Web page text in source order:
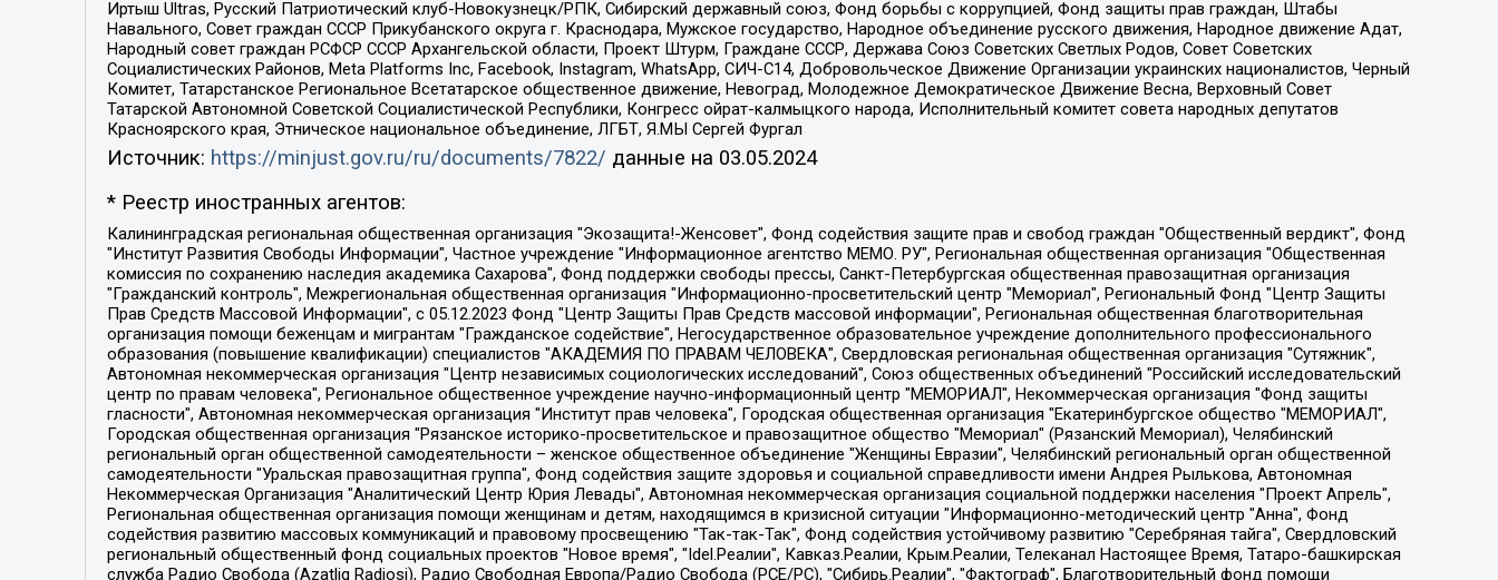
Иртыш Ultras, Русский Патриотический клуб-Новокузнецк/РПК, Сибирский державный союз, Фонд борьбы с коррупцией, Фонд защиты прав граждан, Штабы
Навального, Совет граждан СССР Прикубанского округа г. Краснодара, Мужское государство, Народное объединение русского движения, Народное движение Адат,
Народный совет граждан РСФСР СССР Архангельской области, Проект Штурм, Граждане СССР, Держава Союз Советских Светлых Родов, Совет Советских
Социалистических Районов, Meta Platforms Inc, Facebook, Instagram, WhatsApp, СИЧ-С14, Добровольческое Движение Организации украинских националистов, Черный
Комитет, Татарстанское Региональное Всетатарское общественное движение, Невоград, Молодежное Демократическое Движение Весна, Верховный Совет
Татарской Автономной Советской Социалистической Республики, Конгресс ойрат-калмыцкого народа, Исполнительный комитет совета народных депутатов
Красноярского края, Этническое национальное объединение, ЛГБТ, Я.МЫ Сергей Фургал
Источник: https://minjust.gov.ru/ru/documents/7822/ данные на 03.05.2024
* Реестр иностранных агентов:
Калининградская региональная общественная организация "Экозащита!-Женсовет", Фонд содействия защите прав и свобод граждан "Общественный вердикт", Фонд "Институт Развития Свободы Информации", Частное учреждение "Информационное агентство МЕМО. РУ", Региональная общественная организация "Общественная комиссия по сохранению наследия академика Сахарова", Фонд поддержки свободы прессы, Санкт-Петербургская общественная правозащитная организация "Гражданский контроль", Межрегиональная общественная организация "Информационно-просветительский центр "Мемориал", Региональный Фонд "Центр Защиты Прав Средств Массовой Информации", с 05.12.2023 Фонд "Центр Защиты Прав Средств массовой информации", Региональная общественная благотворительная организация помощи беженцам и мигрантам "Гражданское содействие", Негосударственное образовательное учреждение дополнительного профессионального образования (повышение квалификации) специалистов "АКАДЕМИЯ ПО ПРАВАМ ЧЕЛОВЕКА", Свердловская региональная общественная организация "Сутяжник", Автономная некоммерческая организация "Центр независимых социологических исследований", Союз общественных объединений "Российский исследовательский центр по правам человека", Региональное общественное учреждение научно-информационный центр "МЕМОРИАЛ", Некоммерческая организация "Фонд защиты гласности", Автономная некоммерческая организация "Институт прав человека", Городская общественная организация "Екатеринбургское общество "МЕМОРИАЛ", Городская общественная организация "Рязанское историко-просветительское и правозащитное общество "Мемориал" (Рязанский Мемориал), Челябинский региональный орган общественной самодеятельности – женское общественное объединение "Женщины Евразии", Челябинский региональный орган общественной самодеятельности "Уральская правозащитная группа", Фонд содействия защите здоровья и социальной справедливости имени Андрея Рылькова, Автономная Некоммерческая Организация "Аналитический Центр Юрия Левады", Автономная некоммерческая организация социальной поддержки населения "Проект Апрель", Региональная общественная организация помощи женщинам и детям, находящимся в кризисной ситуации "Информационно-методический центр "Анна", Фонд содействия развитию массовых коммуникаций и правовому просвещению "Так-так-Так", Фонд содействия устойчивому развитию "Серебряная тайга", Свердловский региональный общественный фонд социальных проектов "Новое время", "Idel.Реалии", Кавказ.Реалии, Крым.Реалии, Телеканал Настоящее Время, Татаро-башкирская служба Радио Свобода (Azatliq Radiosi), Радио Свободная Европа/Радио Свобода (PCE/PC), "Сибирь.Реалии", "Фактограф", Благотворительный фонд помощи осужденным и их семьям, Автономная некоммерческая организация "Институт глобализации и социальных движений", Фонд "В защиту прав заключенных", Частное учреждение "Центр поддержки и содействия развитию средств массовой информации", Пензенский региональный общественный благотворительный фонд "Гражданский союз", "Север.Реалии", Некоммерческая организация Фонд "Правовая инициатива", Общество с ограниченной ответственностью "Радио Свободная Европа/Радио Свобода", Чешское информационное агентство "MEDIUM-ORIENT", Красноярская региональная общественная организация "Мы против СПИДа", Камалягин Денис Николаевич, Маркелов Сергей Евгеньевич, Пономарев Лев Александрович, Савицкая Людмила Алексеевна, Автономная некоммерческая организация "Центр по работе с проблемой насилия "НАСИЛИЮ.НЕТ", Межрегиональный профессиональный союз работников здравоохранения "Альянс врачей", Юридическое лицо, зарегистрированное в Латвийской Республике, SIA "Medusa Project" (регистрационный номер 40103797863, дата регистрации 10.06.2014), Некоммерческая организация "Фонд по борьбе с коррупцией", Автономная некоммерческая организация "Институт права и публичной политики", Баданин Роман Сергеевич, Гликин Максим Александрович, Железнова Мария Михайловна, Лукьянова Юлия Сергеевна, Маетная Елизавета Витальевна, Маняхин Петр Борисович, Чуракова Ольга Владимировна, Ярош Юлия Петровна, Юридическое лицо "The Insider SIA", зарегистрированное в Риге, Латвийская Республика (дата регистрации 26.06.2015), являющееся администратором доменного имени интернет-издания "The Insider SIA", https://theins.ru, Постернак Алексей Евгеньевич, Рубин Михаил Аркадьевич, Анин Роман Александрович, Юридическое лицо Istories fonds, зарегистрированное в Латвийской Республике (регистрационный номер 50008295751, дата регистрации 24.02.2020), Великовский Дмитрий Александрович, Долинина Ирина Николаевна, Мароховская Алеся Алексеевна, Шлейнов Роман Юрьевич, Шмагун Олеся Валентиновна, Общество с ограниченной ответственностью "Альтаир 2021", Общество с ограниченной ответственностью "Вега 2021", Общество с ограниченной ответственностью "Главный редактор 2021", Общество с ограниченной ответственностью "Ромашки монолит", Важенков Артем Валерьевич, Ивановская областная общественная организация "Центр гендерных исследований", Гурман Юрий Альбертович, Медиапроект "ОВД-Инфо", Егоров Владимир Владимирович, Жилинский Владимир Александрович, Общество с ограниченной ответственностью "ЗП", Иванова София Юрьевна, Карезина Инна Павловна, Кильтау Екатерина Викторовна, Петров Алексей Викторович, Пискунов Сергей Евгеньевич, Смирнов Сергей Сергеевич, Тихонов Михаил Сергеевич, Общество с ограниченной ответственностью "ЖУРНАЛИСТ-ИНОСТРАННЫЙ АГЕНТ", Арапова Галина Юрьевна, Вольтская Татьяна Анатольевна, Американская компания "Mason G.E.S. Anonymous Foundation" (США), являющаяся владельцем интернет-издания https://mnews.world/, Компания "Stichting Bellingcat", зарегистрированная в Нидерландах (дата регистрации 11.07.2018), Захаров Андрей Вячеславович, Клепиковская Екатерина Дмитриевна, Общество с ограниченной ответственностью "МЕМО", Перл Роман Александрович, Симонов Евгений Алексеевич, Соловьева Елена Анатольевна, Сотников Даниил Владимирович, Сурначева Елизавета Дмитриевна, Автономная некоммерческая организация по защите прав человека и информированию населения "Якутия – Наше Мнение", Общество с ограниченной ответственностью "Москоу диджитал медиа", с 26.01.2023 Общество с ограниченной ответственностью "Чайка Белые сады", Ветошкина Валерия Валерьевна, Заговора Максим Александрович, Межрегиональное общественное движение "Российская ЛГБТ - сеть", Оленичев Максим Владимирович, Павлов Иван Юрьевич, Скворцова Елена Сергеевна, Общество с ограниченной ответственностью "Как бы инагент", Кочетков Игорь Викторович, Общество с ограниченной ответственностью "Честные выборы", Еланчик Олег Александрович, Общество с ограниченной ответственностью "Нобелевский призыв", Гималова Регина Эмилевна, Григорьев Андрей Валерьевич, Григорьева Алина Александровна, Ассоциация по содействию защите прав призывников, альтернативнослужащих и военнослужащих "Правозащитная группа "Гражданин.Армия.Право", Хисамова Регина Фаритовна, Автономная некоммерческая организация по реализации социально-правовых программ "Лилит", Дальневосточное общественное движение "Маяк", Санкт-Петербургская ЛГБТ-инициативная группа "Выход", Инициативная группа ЛГБТ+ "Реверс", Алексеев Андрей Викторович, Бекбулатова Таисия Львовна, Беляев Иван Михайлович, Владыкина Елена Сергеевна, Гельман Марат Александрович, Никульшина Вероника Юрьевна, Толоконникова Надежда Андреевна, Шендерович Виктор Анатольевич, Общество с ограниченной ответственностью "Данное сообщение", Общество с ограниченной ответственностью Издательский дом "Новая глава", Айнбиндер Александра Александровна, Московский комьюнити-центр для ЛГБТ+инициатив, Благотворительный фонд развития филантропии, Deutsche Welle (Германия, Kurt-Schumacher-Strasse 3, 53113 Bonn), Борзунова Мария Михайловна, Воробьев Виктор Викторович, Голубева Анна Львовна, Константинова Алла Михайловна, Малкова Ирина Владимировна, Мурадов Мурад Абдулгалимович, Осетинская Елизавета Николаевна, Понасенков Евгений Николаевич, Ганапольский Матвей Юрьевич, Киселев Евгений Алексеевич, Борухович Ирина Григорьевна, Дремин Иван Тимофеевич, Дубровский Дмитрий Викторович, Красноярская региональная общественная организация поддержки и развития альтернативных образовательных технологий и межкультурных коммуникаций "ИНТЕРРА", Маяковская Екатерина Алексеевна, Фейгин Марк Захарович, Филимонов Андрей Викторович, Дзугкоева Регина Николаевна, Доброхотов Роман Александрович, Дудь Юрий Александрович, Елкин Сергей Владимирович, Кругликов Кирилл Игоревич, Сабунаева Мария Леонидовна, Семенов Алексей Владимирович, Шаинян Карен Багратович, Шульман Екатерина Михайловна, Асафьев Артур Валерьевич, Вахштайн Виктор Семенович, Венедиктов Алексей Алексеевич, Лушникова Екатерина Евгеньевна, Волков Леонид Михайлович, Невзоров Александр Глебович, Пархоменко Сергей Борисович, Сироткин Ярослав Николаевич, Кара-Мурза Владимир Владимирович, Баранова Наталья Владимировна, Гозман Леонид Яковлевич, Кагарлицкий Борис Юльевич, Климарев Михаил Валерьевич, Милов Владимир Станиславович, Автономная некоммерческая организация Краснодарский центр современного искусства "Типография", Моргенштерн Алишер Тагирович, Соболь Любовь Эдуардовна, Общество с ограниченной ответственностью "ЛИЗА НОРМ", Каспаров Гарри Кимович, Ходорковский Михаил Борисович, Общество с ограниченной ответственностью "Апрельские тезисы", Данилович Ирина Брониславовна, Кашин Олег Владимирович, Петров Николай Владимирович, Пивоваров Алексей Владимирович, Соколов Михаил Владимирович, Цветкова Юлия Владимировна, Чичваркин Евгений Александрович, Комитет против пыток/Команда против пыток, Общество с ограниченной ответственностью "Первый научный", Общество с ограниченной ответственностью "Вертолет и ко", Белоцерковская Вероника Борисовна, Кац Максим Евгеньевич, Лазарева Татьяна Юрьевна, Шаведдинов Руслан Табризович, Яшин Илья Валерьевич, Общество с ограниченной ответственностью "Иноагент ААВ", Алешковский Дмитрий Петрович, Альбац Евгения Марковна, Быков Дмитрий Львович, Галямина Юлия Евгеньевна, Лойко Сергей Леонидович, Мартынов Кирилл Константинович, Медведев Сергей Александрович, Крашенинников Федор Геннадиевич, Гордеева Катерина Вл